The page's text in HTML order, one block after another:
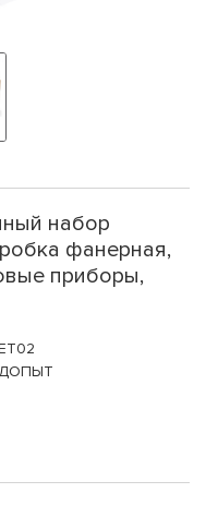
набор
фанерная,
приборы,